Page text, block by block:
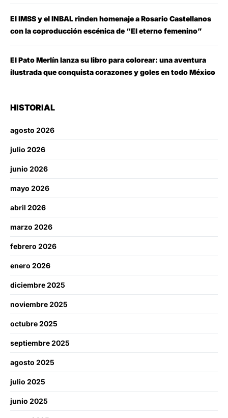
El IMSS y el INBAL rinden homenaje a Rosario Castellanos
con la coproducción escénica de “El eterno femenino”
El Pato Merlín lanza su libro para colorear: una aventura
ilustrada que conquista corazones y goles en todo México
HISTORIAL
agosto 2026
julio 2026
junio 2026
mayo 2026
abril 2026
marzo 2026
febrero 2026
enero 2026
diciembre 2025
noviembre 2025
octubre 2025
septiembre 2025
agosto 2025
julio 2025
junio 2025